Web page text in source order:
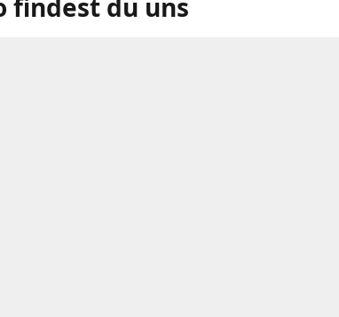
findest du uns